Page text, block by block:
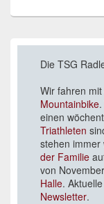
Primärer
Widgetbereich
Die TSG
Wir fahren
Mountainbike
einen
Triathleten
stehen
der Familie
von
Halle.
Newsletter.